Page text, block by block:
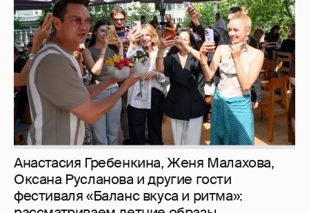
Анастасия Гребенкина, Женя Малахова,
Оксана Русланова и другие гости
фестиваля «Баланс вкуса и ритма»: